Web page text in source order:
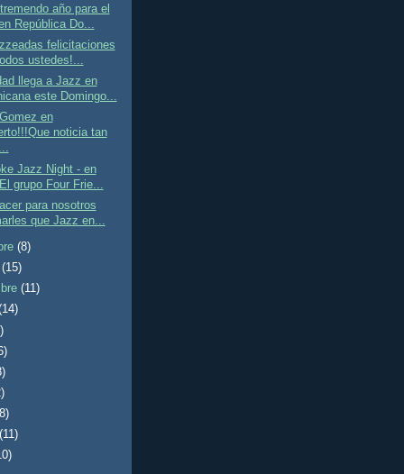
año para el
República Do...
felicitaciones
ustedes!...
llega a Jazz en
este Domingo...
en
noticia tan
Jazz Night - en
grupo Four Frie...
para nosotros
que Jazz en...
(8)
(15)
(11)
(11)